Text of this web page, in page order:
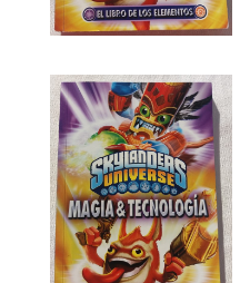
Sobre Madrid
Tema Local
Terror
Terrorismo
Varios